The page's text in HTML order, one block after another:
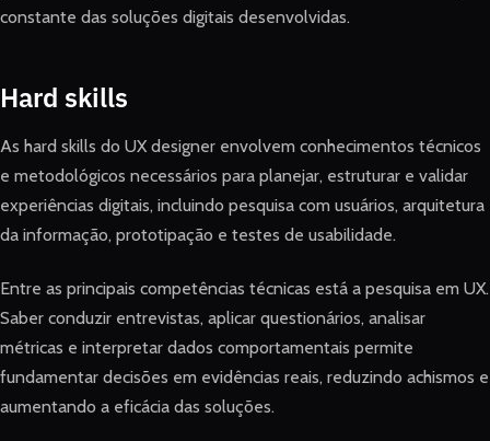
constante das soluções digitais desenvolvidas.
Hard skills
As hard skills do UX designer envolvem conhecimentos técnicos
e metodológicos necessários para planejar, estruturar e validar
experiências digitais, incluindo pesquisa com usuários, arquitetura
da informação, prototipação e testes de usabilidade.
Entre as principais competências técnicas está a pesquisa em UX.
Saber conduzir entrevistas, aplicar questionários, analisar
métricas e interpretar dados comportamentais permite
fundamentar decisões em evidências reais, reduzindo achismos e
aumentando a eficácia das soluções.